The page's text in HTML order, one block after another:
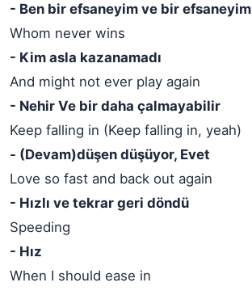
- Ben bir efsaneyim ve bir efsaneyim
Whom never wins
- Kim asla kazanamadı
And might not ever play again
- Nehir Ve bir daha çalmayabilir
Keep falling in (Keep falling in, yeah)
- (Devam)düşen düşüyor, Evet
Love so fast and back out again
- Hızlı ve tekrar geri döndü
Speeding
- Hız
When I should ease in